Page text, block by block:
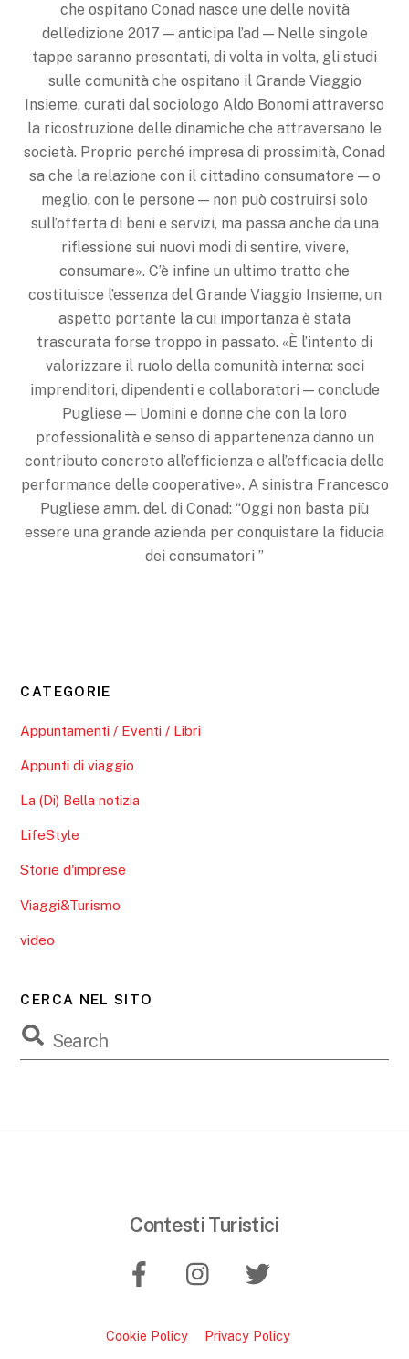
che ospitano Conad nasce une delle novità
dell’edizione 2017 — anticipa l’ad — Nelle singole
tappe saranno presentati, di volta in volta, gli studi
sulle comunità che ospitano il Grande Viaggio
Insieme, curati dal sociologo Aldo Bonomi attraverso
la ricostruzione delle dinamiche che attraversano le
società. Proprio perché impresa di prossimità, Conad
sa che la relazione con il cittadino consumatore — o
meglio, con le persone — non può costruirsi solo
sull’offerta di beni e servizi, ma passa anche da una
riflessione sui nuovi modi di sentire, vivere,
consumare». C’è infine un ultimo tratto che
costituisce l’essenza del Grande Viaggio Insieme, un
aspetto portante la cui importanza è stata
trascurata forse troppo in passato. «È l’intento di
valorizzare il ruolo della comunità interna: soci
imprenditori, dipendenti e collaboratori — conclude
Pugliese — Uomini e donne che con la loro
professionalità e senso di appartenenza danno un
contributo concreto all’efficienza e all’efficacia delle
performance delle cooperative». A sinistra Francesco
Pugliese amm. del. di Conad: “Oggi non basta più
essere una grande azienda per conquistare la fiducia
dei consumatori ”
CATEGORIE
Appuntamenti / Eventi / Libri
Appunti di viaggio
La (Di) Bella notizia
LifeStyle
Storie d'imprese
Viaggi&Turismo
video
CERCA NEL SITO
Contesti Turistici
Cookie Policy Privacy Policy